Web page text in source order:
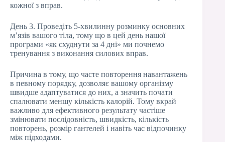
кожної з вправ.
День 3. Проведіть 5-хвилинну розминку основних
м’язів вашого тіла, тому що в цей день нашої
програми «як схуднути за 4 дні» ми почнемо
тренування з виконання силових вправ.
Причина в тому, що часте повторення навантажень
в певному порядку, дозволяє вашому організму
швидше адаптуватися до них, а значить почати
спалювати меншу кількість калорій. Тому вкрай
важливо для ефективного результату частіше
змінювати послідовність, швидкість, кількість
повторень, розмір гантелей і навіть час відпочинку
між підходами.